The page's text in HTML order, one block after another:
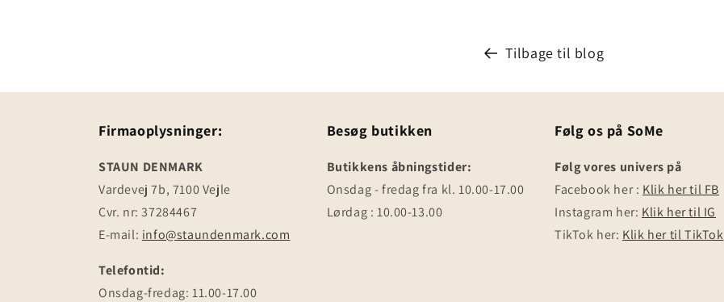
Tilbage til blog
Firmaoplysninger:
STAUN DENMARK
Vardevej 7b, 7100 Vejle
Cvr. nr: 37284467
E-mail: info@staundenmark.com
Telefontid:
Onsdag-fredag: 11.00-17.00
Besøg butikken
Butikkens åbningstider:
Onsdag - fredag fra kl. 10.00-17.00
Lørdag : 10.00-13.00
Følg os på SoMe
Følg vores univers på
Facebook her : Klik her til FB
Instagram her: Klik her til IG
TikTok her: Klik her til TikTok